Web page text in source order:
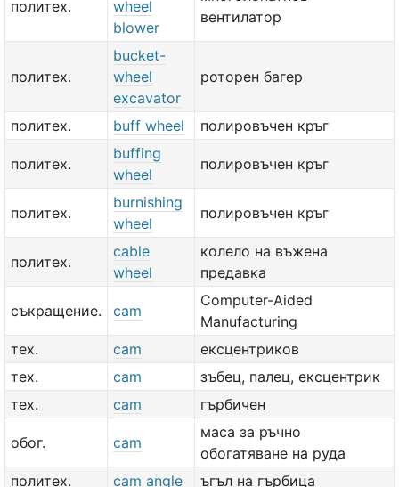
политех.
wheel
blower
вентилатор
политех.
bucket-
wheel
excavator
роторен багер
политех. buff wheel полировъчен кръг
политех.
buffing
wheel
полировъчен кръг
политех.
burnishing
wheel
полировъчен кръг
политех.
cable
wheel
колело на въжена
предавка
съкращение. cam
Computer-Aided
Manufacturing
тех.
cam
ексцентриков
тех.
cam
зъбец, палец, ексцентрик
тех.
cam гърбичен
обог. cam
маса за ръчно
обогатяване на руда
политех.
cam angle ъгъл на гърбица